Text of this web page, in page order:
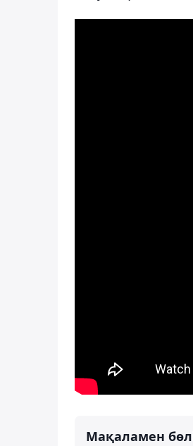
Мақаламен